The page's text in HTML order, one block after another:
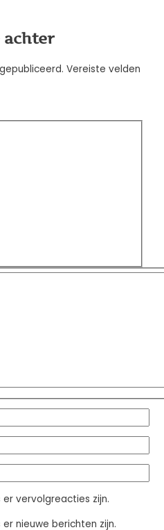
achter
Vereiste velden
vervolgreacties zijn.
nieuwe berichten zijn.